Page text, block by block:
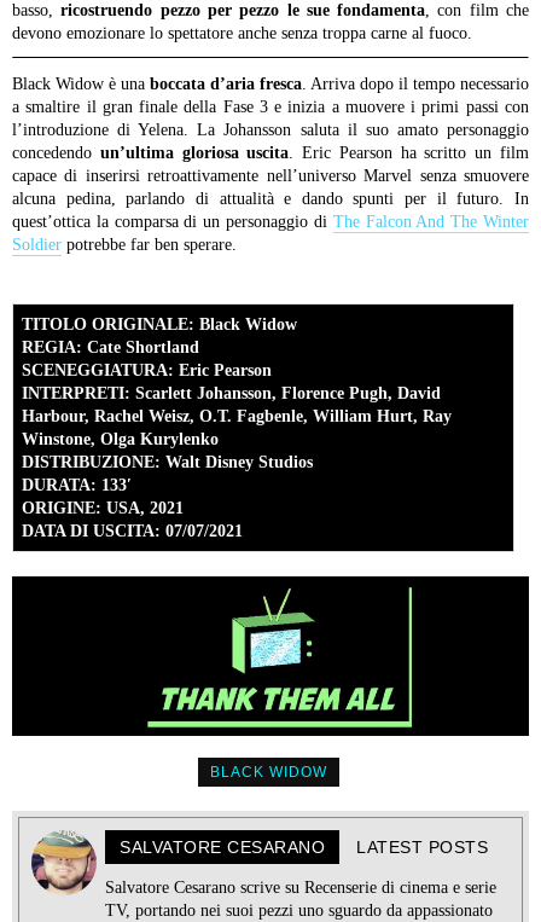
basso,ricostruendo pezzo per pezzo le sue fondamenta, con film che
devono emozionare lo spettatore anche senza troppa carne al fuoco.
Black Widow è una boccata d’aria fresca. Arriva dopo il tempo necessario
a smaltire il gran finale della Fase 3 e inizia a muovere i primi passi con
l’introduzione di Yelena. La Johansson saluta il suo amato personaggio
concedendo un’ultima gloriosa uscita. Eric Pearson ha scritto un film
capace di inserirsi retroattivamente nell’universo Marvel senza smuovere
alcuna pedina, parlando di attualità e dando spunti per il futuro. In
quest’ottica la comparsa di un personaggio di The Falcon And The Winter
Soldier potrebbe far ben sperare.
TITOLO ORIGINALE: Black Widow
REGIA: Cate Shortland
SCENEGGIATURA: Eric Pearson
INTERPRETI: Scarlett Johansson, Florence Pugh, David
Harbour, Rachel Weisz, O.T. Fagbenle, William Hurt, Ray
Winstone, Olga Kurylenko
DISTRIBUZIONE: Walt Disney Studios
DURATA: 133′
ORIGINE: USA, 2021
DATA DI USCITA: 07/07/2021
BLACK WIDOW
SALVATORE CESARANO LATEST POSTS
Salvatore Cesarano scrive su Recenserie di cinema e serie
TV, portando nei suoi pezzi uno sguardo da appassionato